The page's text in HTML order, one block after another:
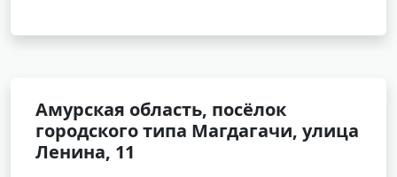
Амурская область, посёлок
городского типа Магдагачи, улица
Ленина, 11